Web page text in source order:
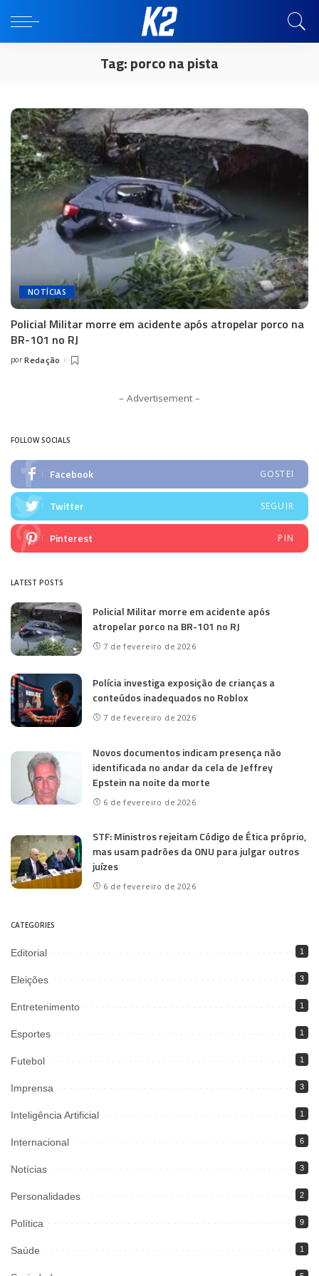
Tag:porco na pista
NOTÍCIAS
Policial Militar morre em acidente após atropelar porco na
BR-101 no RJ
Posted
por Redação
– Advertisement –
FOLLOW SOCIALS
Facebook GOSTEI
Twitter SEGUIR
Pinterest PIN
LATEST POSTS
Policial Militar morre em acidente após
atropelar porco na BR-101 no RJ
7 de fevereiro de 2026
Polícia investiga exposição de crianças a
conteúdos inadequados no Roblox
7 de fevereiro de 2026
Novos documentos indicam presença não
identificada no andar da cela de Jeffrey
Epstein na noite da morte
6 de fevereiro de 2026
STF: Ministros rejeitam Código de Ética próprio,
mas usam padrões da ONU para julgar outros
juízes
6 de fevereiro de 2026
CATEGORIES
Editorial 1
Eleições 3
Entretenimento 1
Esportes 1
Futebol 1
Imprensa 3
Inteligência Artificial 1
Internacional 6
Notícias 3
Personalidades 2
Política 9
Saúde 1